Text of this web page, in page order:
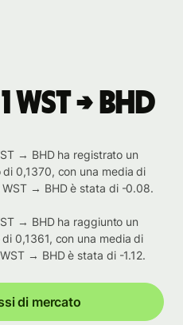
→ BHD
→ BHD ha registrato un
0,1370, con una media di
→ BHD è stata di -0.08.
→ BHD ha raggiunto un
0,1361, con una media di
→ BHD è stata di -1.12.
di mercato